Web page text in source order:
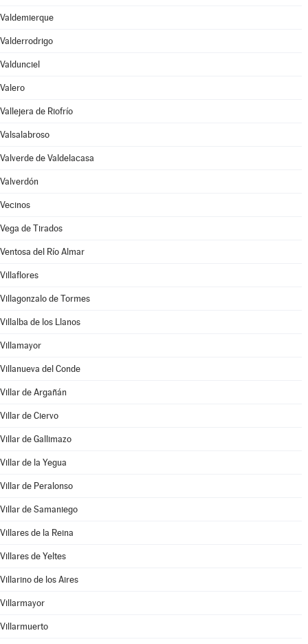
Valdemierque
Valderrodrigo
Valdunciel
Valero
Vallejera de Riofrío
Valsalabroso
Valverde de Valdelacasa
Valverdón
Vecinos
Vega de Tirados
Ventosa del Río Almar
Villaflores
Villagonzalo de Tormes
Villalba de los Llanos
Villamayor
Villanueva del Conde
Villar de Argañán
Villar de Ciervo
Villar de Gallimazo
Villar de la Yegua
Villar de Peralonso
Villar de Samaniego
Villares de la Reina
Villares de Yeltes
Villarino de los Aires
Villarmayor
Villarmuerto